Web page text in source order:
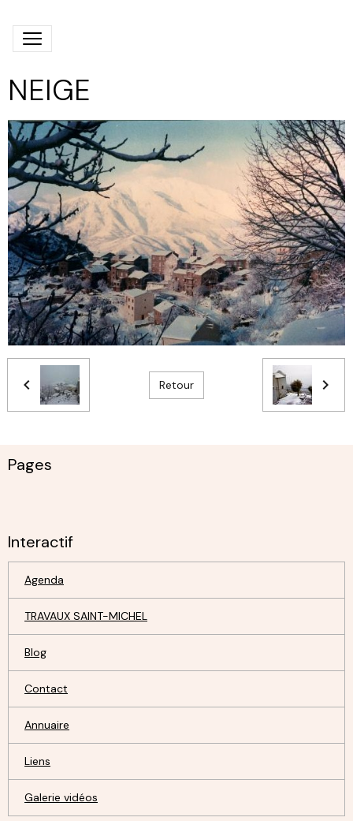
NEIGE
Retour
Pages
Interactif
Agenda
TRAVAUX SAINT-MICHEL
Blog
Contact
Annuaire
Liens
Galerie vidéos